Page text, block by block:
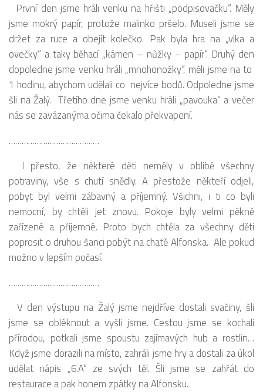
První den jsme hráli venku na hřišti „podpisovačku“. Měly
jsme mokrý papír, protože malinko pršelo. Museli jsme se
držet za ruce a obejít kolečko. Pak byla hra na „vlka a
ovečky“ a taky běhací „kámen – nůžky – papír“. Druhý den
dopoledne jsme venku hráli „mnohonožky“, měli jsme na to
1 hodinu, abychom udělali co nejvíce bodů. Odpoledne jsme
šli na Žalý. Třetího dne jsme venku hráli „pavouka“ a večer
nás se zavázanýma očima čekalo překvapení.
……………………………………
I přesto, že některé děti neměly v oblibě všechny
potraviny, vše s chutí snědly. A přestože někteří odjeli,
pobyt byl velmi zábavný a příjemný. Všichni, i ti co byli
nemocní, by chtěli jet znovu. Pokoje byly velmi pěkně
zařízené a příjemné. Proto bych chtěla za všechny děti
poprosit o druhou šanci pobýt na chatě Alfonska. Ale pokud
možno v lepším počasí.
……………………………………
V den výstupu na Žalý jsme nejdříve dostali svačiny, šli
jsme se obléknout a vyšli jsme. Cestou jsme se kochali
přírodou, potkali jsme spoustu zajímavých hub a rostlin…
Když jsme dorazili na místo, zahráli jsme hry a dostali za úkol
udělat nápis „6.A“ ze svých těl. Šli jsme se zahřát do
restaurace a pak honem zpátky na Alfonsku.